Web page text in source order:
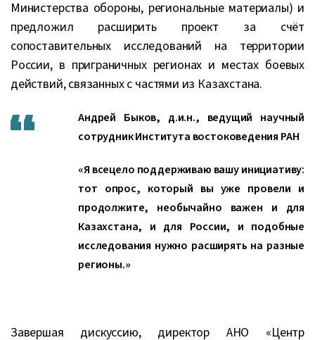
Министерства обороны, региональные материалы) и
предложил расширить проект за счёт
сопоставительных исследований на территории
России, в приграничных регионах и местах боевых
действий, связанных с частями из Казахстана.
Андрей Быков, д.и.н., ведущий научный
сотрудник Института востоковедения РАН
«Я всецело поддерживаю вашу инициативу:
тот опрос, который вы уже провели и
продолжите, необычайно важен и для
Казахстана, и для России, и подобные
исследования нужно расширять на разные
регионы.»
Завершая дискуссию, директор АНО «Центр